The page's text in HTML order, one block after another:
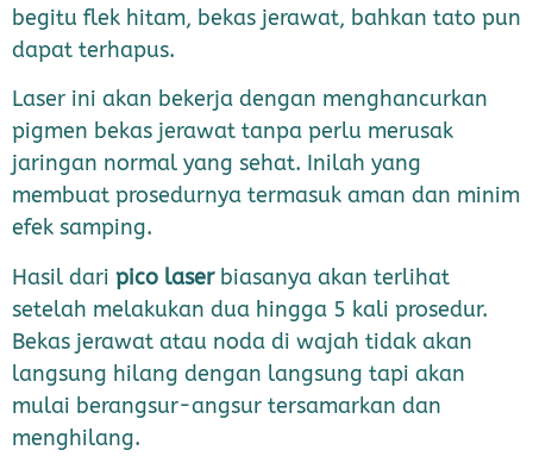
begitu flek hitam, bekas jerawat, bahkan tato pun
dapat terhapus.
Laser ini akan bekerja dengan menghancurkan
pigmen bekas jerawat tanpa perlu merusak
jaringan normal yang sehat. Inilah yang
membuat prosedurnya termasuk aman dan minim
efek samping.
Hasil dari pico laserbiasanya akan terlihat
setelah melakukan dua hingga 5 kali prosedur.
Bekas jerawat atau noda di wajah tidak akan
langsung hilang dengan langsung tapi akan
mulai berangsur-angsur tersamarkan dan
menghilang.